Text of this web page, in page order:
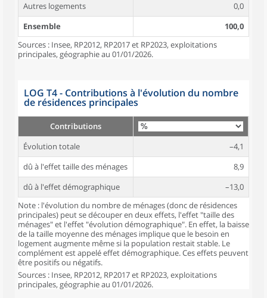
Autres logements
0,0
Ensemble
100,0
Sources : Insee, RP2012, RP2017 et RP2023, exploitations
principales, géographie au 01/01/2026.
LOG T4 - Contributions à l'évolution du nombre
de résidences principales
Contributions
Évolution totale
–4,1
dû à l'effet taille des ménages
8,9
dû à l'effet démographique
–13,0
Note : l'évolution du nombre de ménages (donc de résidences
principales) peut se découper en deux effets, l'effet "taille des
ménages" et l'effet "évolution démographique". En effet, la baisse
de la taille moyenne des ménages implique que le besoin en
logement augmente même si la population restait stable. Le
complément est appelé effet démographique. Ces effets peuvent
être positifs ou négatifs.
Sources : Insee, RP2012, RP2017 et RP2023, exploitations
principales, géographie au 01/01/2026.